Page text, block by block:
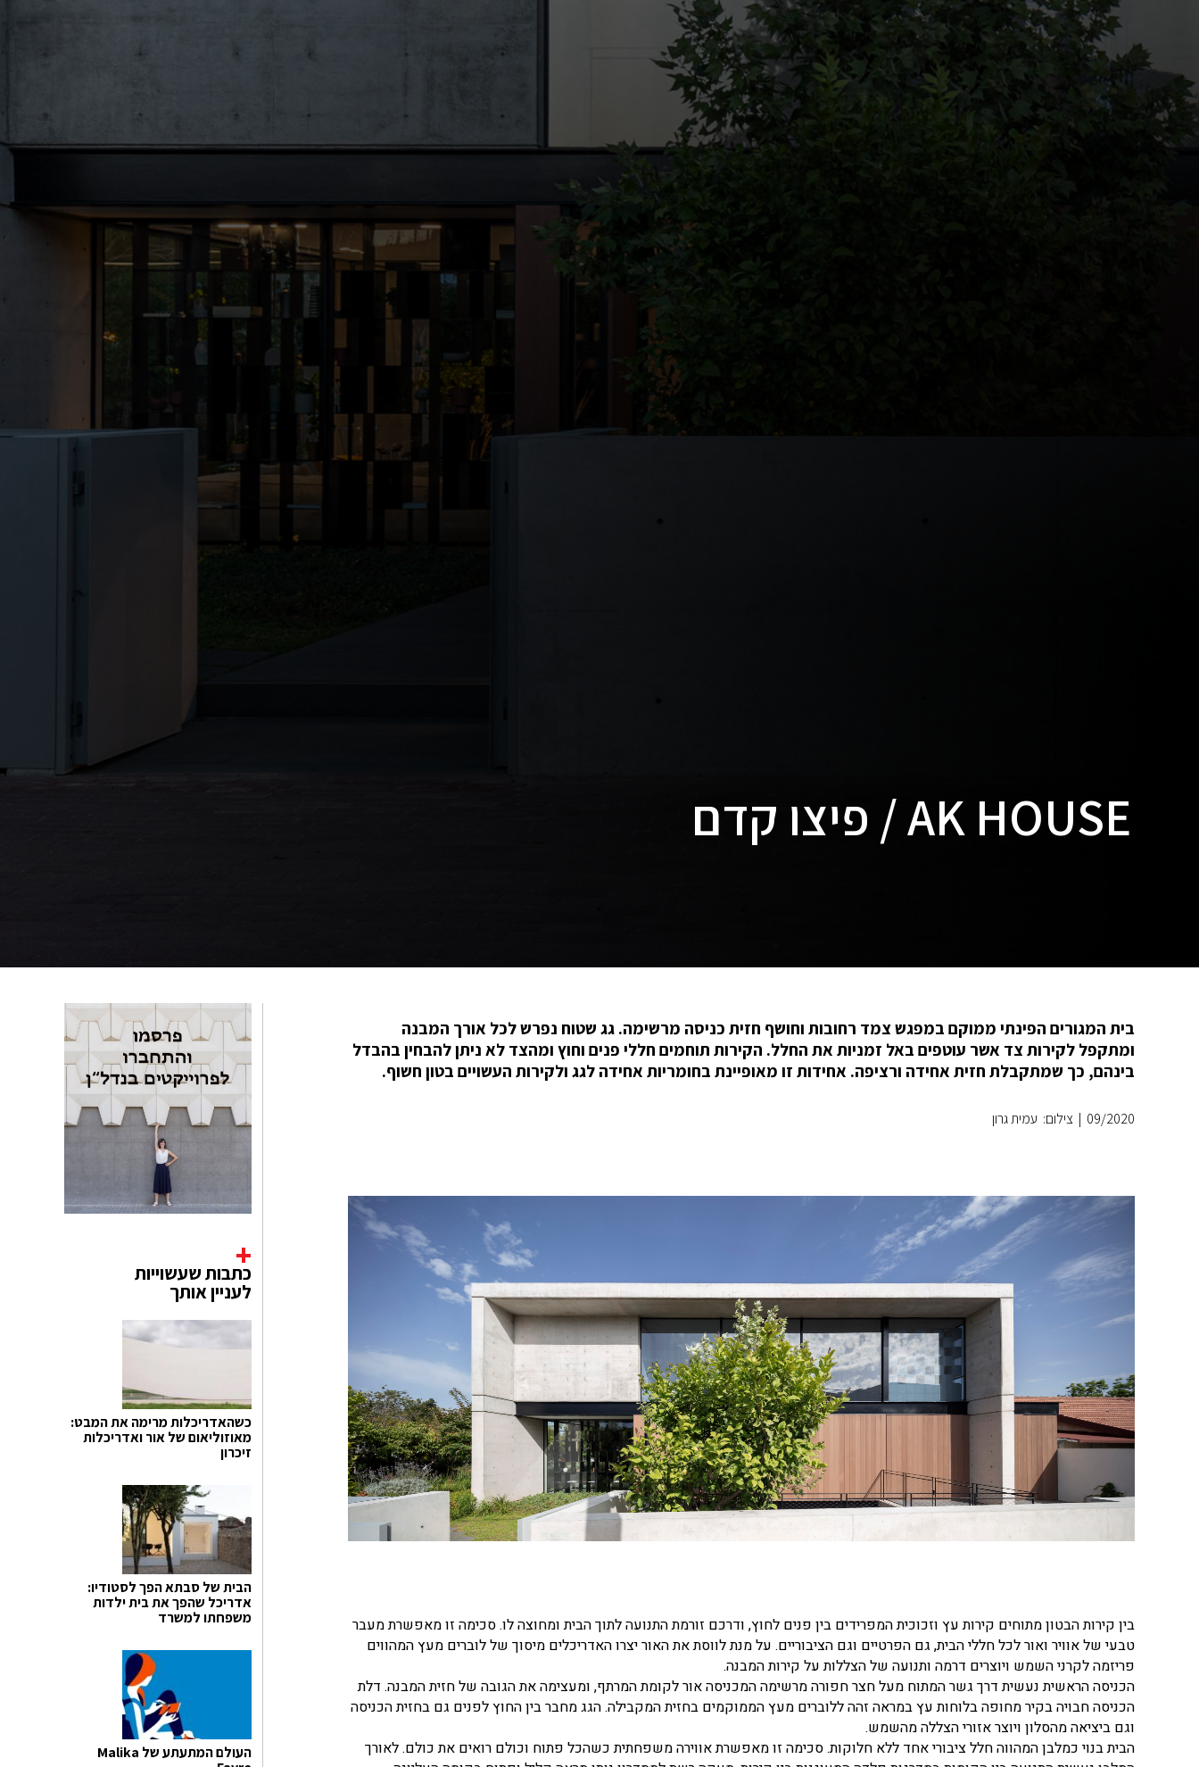
AK HOUSE / פיצו קדם
בית המגורים הפינתי ממוקם במפגש צמד רחובות וחושף חזית כניסה מרשימה. גג שטוח נפרש לכל אורך המבנה
ומתקפל לקירות צד אשר עוטפים באל זמניות את החלל. הקירות תוחמים חללי פנים וחוץ ומהצד לא ניתן להבחין בהבדל
בינהם, כך שמתקבלת חזית אחידה ורציפה. אחידות זו מאופיינת בחומריות אחידה לגג ולקירות העשויים בטון חשוף.
09/2020
| צילום: עמית גרון
בין קירות הבטון מתוחים קירות עץ וזכוכית המפרידים בין פנים לחוץ, ודרכם זורמת התנועה לתוך הבית ומחוצה לו. סכימה זו מאפשרת מעבר
טבעי של אוויר ואור לכל חללי הבית, גם הפרטיים וגם הציבוריים. על מנת לווסת את האור יצרו האדריכלים מיסוך של לוברים מעץ המהווים
פריזמה לקרני השמש ויוצרים דרמה ותנועה של הצללות על קירות המבנה.
הכניסה הראשית נעשית דרך גשר המתוח מעל חצר חפורה מרשימה המכניסה אור לקומת המרתף, ומעצימה את הגובה של חזית המבנה. דלת
הכניסה חבויה בקיר מחופה בלוחות עץ במראה זהה ללוברים מעץ הממוקמים בחזית המקבילה. הגג מחבר בין החוץ לפנים גם בחזית הכניסה
וגם ביציאה מהסלון ויוצר אזורי הצללה מהשמש.
הבית בנוי כמלבן המהווה חלל ציבורי אחד ללא חלוקות. סכימה זו מאפשרת אווירה משפחתית כשהכל פתוח וכולם רואים את כולם. לאורך
כתבות שעשוייות
לעניין אותך
כשהאדריכלות מרימה את המבט:
מאוזוליאום של אור ואדריכלות
זיכרון
הבית של סבתא הפך לסטודיו:
אדריכל שהפך את בית ילדות
משפחתו למשרד
העולם המתעתע של Malika